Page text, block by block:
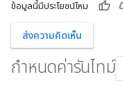
ข้อมูลนี้มีประโยชน์ไหม
ส่งความคิดเห็น
กำหนดค่ารันไทม์